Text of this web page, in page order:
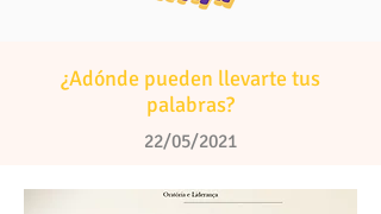
¿Adónde pueden llevarte tus
palabras?
22/05/2021